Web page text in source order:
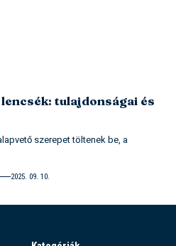
tulajdonságai és
szerepet töltenek be, a
2025. 09. 10.